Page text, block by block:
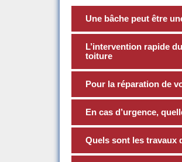
Une bâche peut être
L’intervention rapide
toiture
Pour la réparation de
En cas d’urgence,
Quels sont les travaux